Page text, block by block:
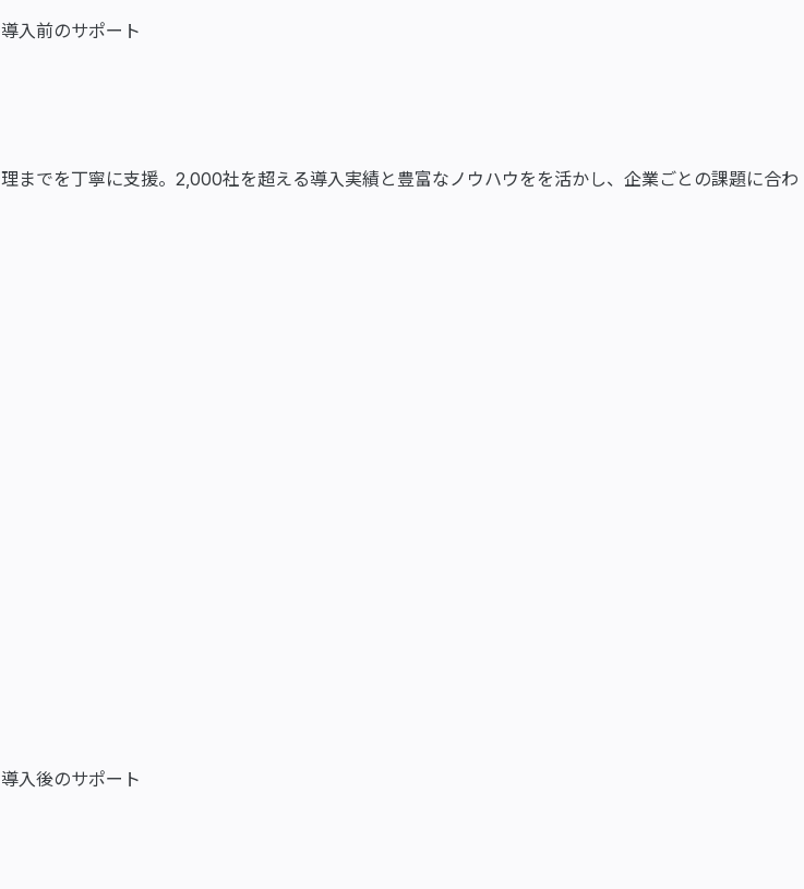
導入前のサポート
でを丁寧に支援。2,000社を超える導入実績と豊富なノウハウをを活かし、企業ごとの課題に合わ
導入後のサポート